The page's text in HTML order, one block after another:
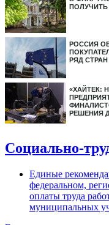
РОССИЯ
РЯД
«ХАЙТЕК:
РЕШЕНИЯ
Социально-
Единые
федеральном,
оплаты труда
муниципальных